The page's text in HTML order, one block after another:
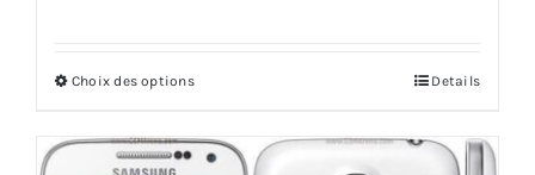
Choix des options Details